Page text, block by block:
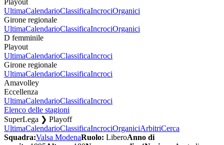
UltimaCalendarioClassificaIncrociOrganici
Girone regionale
UltimaCalendarioClassificaIncrociOrganici
D femminile
Playout
UltimaCalendarioClassificaIncroci
Girone regionale
UltimaCalendarioClassificaIncroci
Amavolley
Eccellenza
UltimaCalendarioClassificaIncroci
Elenco delle stagioni
SuperLega ❯ Playoff
UltimaCalendarioClassificaIncrociOrganiciArbitriCerca
Squadra:Valsa ModenaRuolo: LiberoAnno di